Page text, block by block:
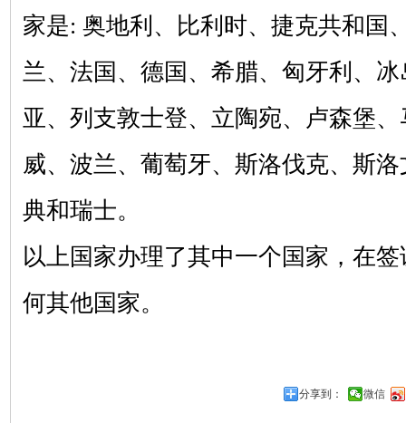
家是: 奥地利、比利时、捷克共和国
兰、法国、德国、希腊、匈牙利、
亚、列支敦士登、立陶宛、卢森堡
威、波兰、葡萄牙、斯洛伐克、斯
典和瑞士。
以上国家办理了其中一个国家，在
何其他国家。
分享到： 微信